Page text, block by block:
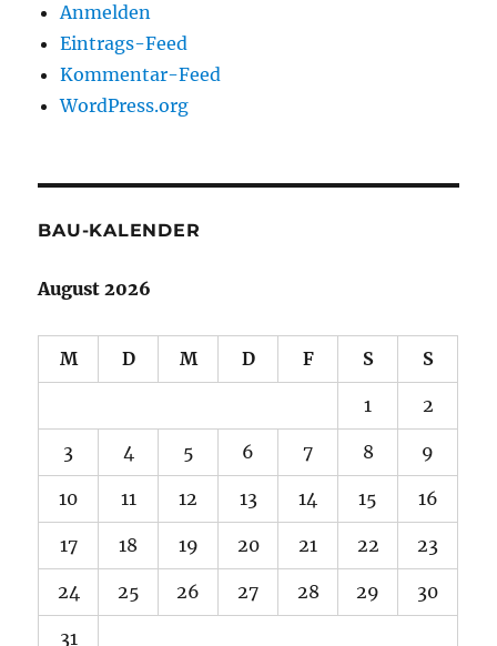
Anmelden
Eintrags-Feed
Kommentar-Feed
WordPress.org
BAU-KALENDER
August 2026
M D M D F S S
1 2
3 4 5 6 7 8 9
10 11 12 13 14 15 16
17 18 19 20 21 22 23
24 25 26 27 28 29 30
31